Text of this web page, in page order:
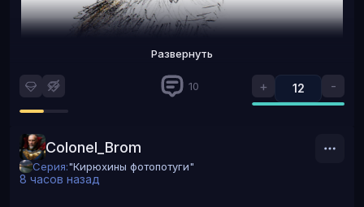
Развернуть
+ 12 -
10
Colonel_Brom
Серия:"Кирюхины фотопотуги"
8 часов назад